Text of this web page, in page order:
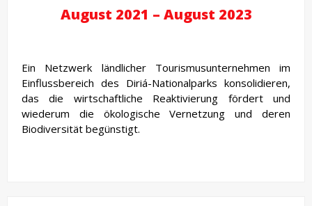
August 2021 – August 2023
Ein Netzwerk ländlicher Tourismusunternehmen im
Einflussbereich des Diriá-Nationalparks konsolidieren,
das die wirtschaftliche Reaktivierung fördert und
wiederum die ökologische Vernetzung und deren
Biodiversität begünstigt.